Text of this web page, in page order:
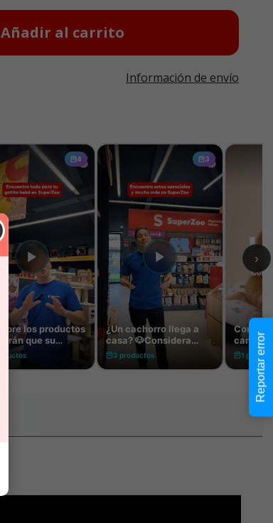
Añadir al carrito
Información de envío
Reportar error